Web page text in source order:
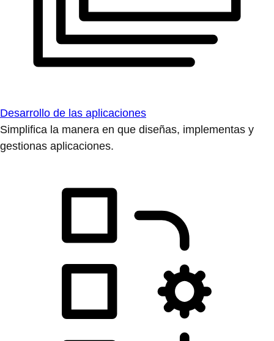
Desarrollo de las aplicaciones
Simplifica la manera en que diseñas, implementas y
gestionas aplicaciones.